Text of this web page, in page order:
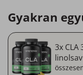
Gyakran
3x CLA
linolsav